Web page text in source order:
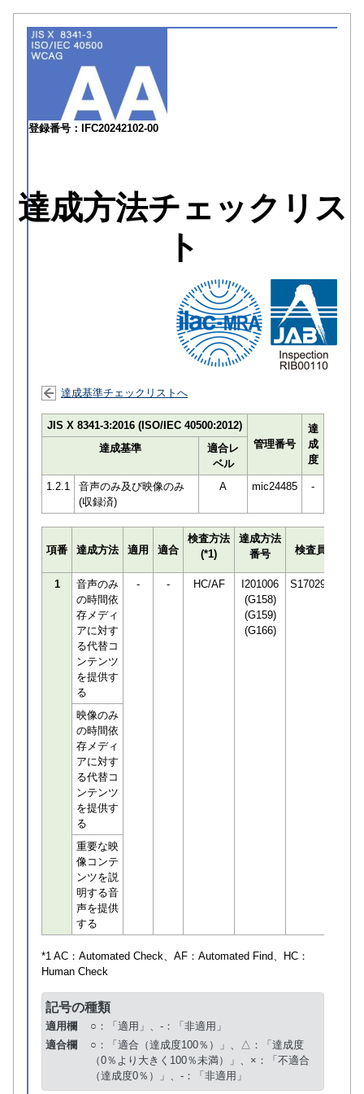
登録番号：IFC20242102-00
達成方法チェックリス
ト
達成基準チェックリストへ
JIS X 8341-3:2016 (ISO/IEC 40500:2012)
管理番号
達
成
度
達成基準
適合レ
ベル
1.2.1
音声のみ及び映像のみ
(収録済)
A mic24485 -
項番 達成方法 適用 適合
検査方法
(*1)
達成方法
番号
検査員
1
音声のみ
の時間依
存メディ
アに対す
る代替コ
ンテンツ
を提供す
る
- - HC/AF
I201006
(G158)
(G159)
(G166)
S170294
映像のみ
の時間依
存メディ
アに対す
る代替コ
ンテンツ
を提供す
る
重要な映
像コンテ
ンツを説
明する音
声を提供
する
*1 AC： Automated Check、AF： Automated Find、HC：
Human Check
記号の種類
適用欄
○：「適用」、-：「非適用」
適合欄
○：「適合（達成度100％）」、△：「達成度
（0％より大きく100％未満）」、×：「不適合
（達成度0％）」、-：「非適用」